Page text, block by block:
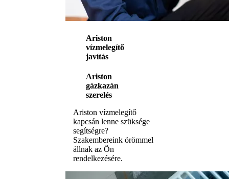
Ariston
vízmelegítő
javítás
Ariston
gázkazán
szerelés
Ariston vízmelegítő
kapcsán lenne szüksége
segítségre?
Szakembereink örömmel
állnak az Ön
rendelkezésére.